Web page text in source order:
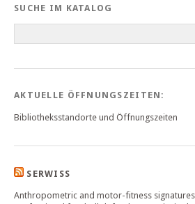
SUCHE IM KATALOG
AKTUELLE ÖFFNUNGSZEITEN:
Bibliotheksstandorte und Öffnungszeiten
SERWISS
Anthropometric and motor-fitness